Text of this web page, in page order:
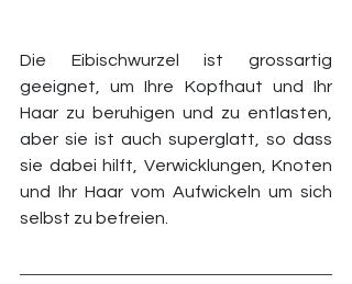
Die Eibischwurzel ist grossartig
geeignet, um Ihre Kopfhaut und Ihr
Haar zu beruhigen und zu entlasten,
aber sie ist auch superglatt, so dass
sie dabei hilft, Verwicklungen, Knoten
und Ihr Haar vom Aufwickeln um sich
selbst zu befreien.